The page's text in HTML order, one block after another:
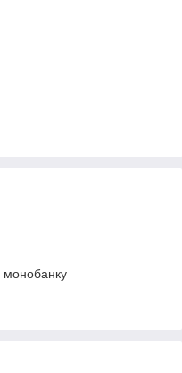
монобанку